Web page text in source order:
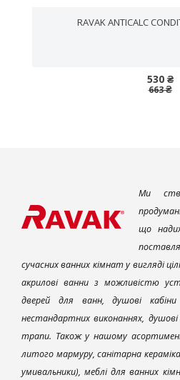
RAVAK ANTICALC
530 ₴
663 ₴
Ми
що
сучасних ванних кімнат у вигляді
акрилові ванни з можливістю
дверей для ванн, душові
нестандартних виконаннях,
трапи. Також у нашому
литого мармуру, санітарна
умивальники), меблі для ванних